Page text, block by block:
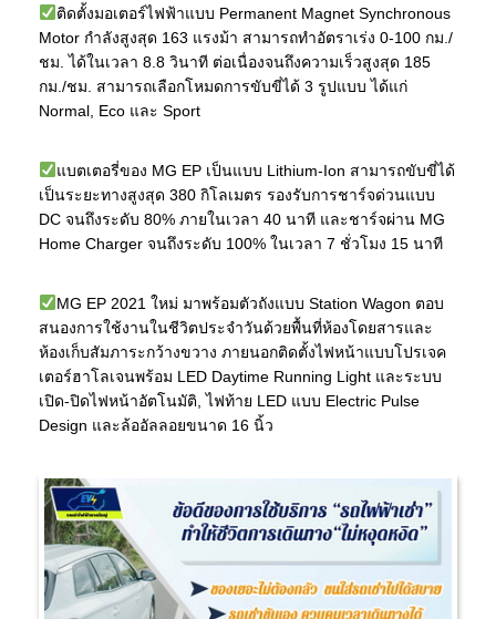
ติดตั้งมอเตอร์ไฟฟ้าแบบ Permanent Magnet Synchronous
Motor กำลังสูงสุด 163 แรงม้า สามารถทำอัตราเร่ง 0-100 กม./
ชม. ได้ในเวลา 8.8 วินาที ต่อเนื่องจนถึงความเร็วสูงสุด 185
กม./ชม. สามารถเลือกโหมดการขับขี่ได้ 3 รูปแบบ ได้แก่
Normal, Eco และ Sport
แบตเตอรี่ของ MG EP เป็นแบบ Lithium-Ion สามารถขับขี่ได้
เป็นระยะทางสูงสุด 380 กิโลเมตร รองรับการชาร์จด่วนแบบ
DC จนถึงระดับ 80% ภายในเวลา 40 นาที และชาร์จผ่าน MG
Home Charger จนถึงระดับ 100% ในเวลา 7 ชั่วโมง 15 นาที
MG EP 2021 ใหม่ มาพร้อมตัวถังแบบ Station Wagon ตอบ
สนองการใช้งานในชีวิตประจำวันด้วยพื้นที่ห้องโดยสารและ
ห้องเก็บสัมภาระกว้างขวาง ภายนอกติดตั้งไฟหน้าแบบโปรเจค
เตอร์ฮาโลเจนพร้อม LED Daytime Running Light และระบบ
เปิด-ปิดไฟหน้าอัตโนมัติ, ไฟท้าย LED แบบ Electric Pulse
Design และล้ออัลลอยขนาด 16 นิ้ว